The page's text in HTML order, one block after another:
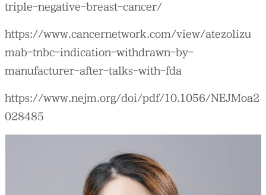
triple-negative-breast-cancer/
https://www.cancernetwork.com/view/atezolizu
mab-tnbc-indication-withdrawn-by-
manufacturer-after-talks-with-fda
https://www.nejm.org/doi/pdf/10.1056/NEJMoa2
028485